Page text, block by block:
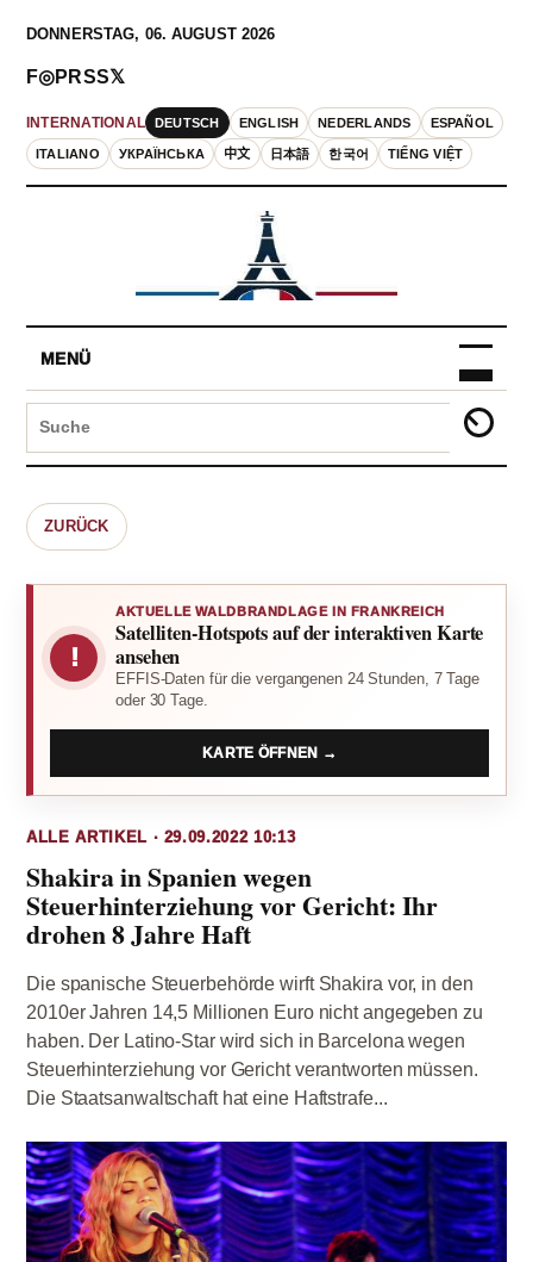
DONNERSTAG, 06. AUGUST 2026
INTERNATIONAL DEUTSCH ENGLISH NEDERLANDS ESPAÑOL
ITALIANO УКРАЇНСЬКА 中文 日本語 한국어 TIẾNG VIỆT
F◎PRSS𝕏
MENÜ
ZURÜCK
!
AKTUELLE WALDBRANDLAGE IN FRANKREICH
Satelliten-Hotspots auf der interaktiven Karte
ansehen
EFFIS-Daten für die vergangenen 24 Stunden, 7 Tage
oder 30 Tage.
KARTE ÖFFNEN →
ALLE ARTIKEL · 29.09.2022 10:13
Shakira in Spanien wegen
Steuerhinterziehung vor Gericht: Ihr
drohen 8 Jahre Haft
Die spanische Steuerbehörde wirft Shakira vor, in den
2010er Jahren 14,5 Millionen Euro nicht angegeben zu
haben. Der Latino-Star wird sich in Barcelona wegen
Steuerhinterziehung vor Gericht verantworten müssen.
Die Staatsanwaltschaft hat eine Haftstrafe...